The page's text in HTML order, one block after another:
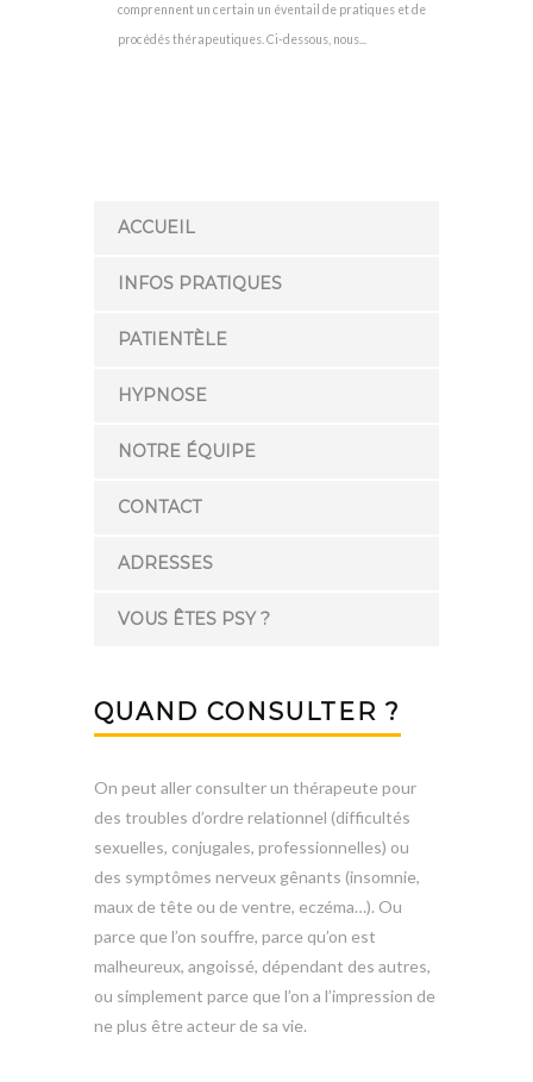
comprennent un certain un éventail de pratiques et de
procédés thérapeutiques. Ci-dessous, nous...
ACCUEIL
INFOS PRATIQUES
PATIENTÈLE
HYPNOSE
NOTRE ÉQUIPE
CONTACT
ADRESSES
VOUS ÊTES PSY ?
QUAND CONSULTER ?
On peut aller consulter un thérapeute pour
des troubles d’ordre relationnel (difficultés
sexuelles, conjugales, professionnelles) ou
des symptômes nerveux gênants (insomnie,
maux de tête ou de ventre, eczéma…). Ou
parce que l’on souffre, parce qu’on est
malheureux, angoissé, dépendant des autres,
ou simplement parce que l’on a l’impression de
ne plus être acteur de sa vie.